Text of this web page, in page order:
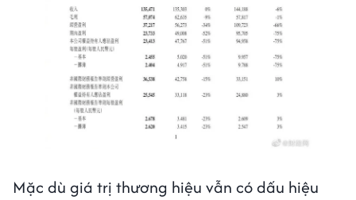
Mặc dù giá trị thương hiệu vẫn có dấu hiệu